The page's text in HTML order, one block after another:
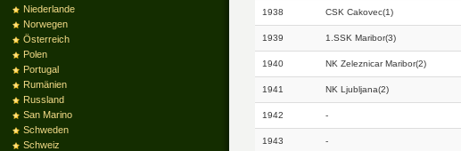
Niederlande
Norwegen
Österreich
Polen
Portugal
Rumänien
Russland
San Marino
Schweden
Schweiz
1938 CSK Cakovec(1)
1939 1.SSK Maribor(3)
1940 NK Zeleznicar Maribor(2)
1941 NK Ljubljana(2)
1942 -
1943 -